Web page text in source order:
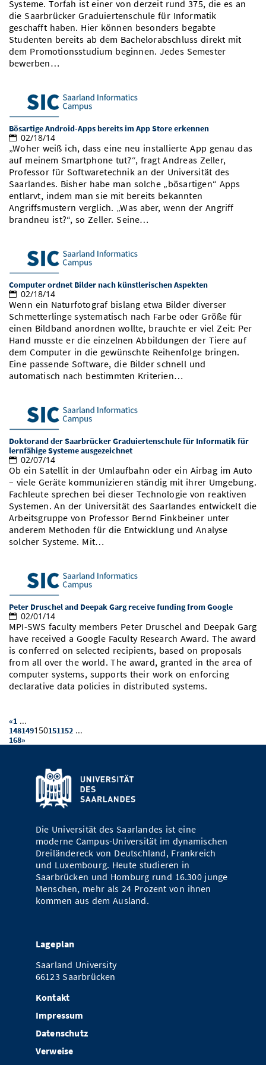
Vom Studium in den Beruf
Study Scheduler
Bibliothek
Open Science/Open Access
Start-ups
IT-Themenabend
Ranking
Zahlen & Fakten
Preise, Auszeichnungen und Förderungen
Kontakt
SIC Podcast
Anfahrt
AnsprechpartnerInnen, Personen, Forschungsgruppen
Alumni
Systeme. Torfah ist einer von derzeit rund 375, die es an
die Saarbrücker Graduiertenschule für Informatik
geschafft haben. Hier können besonders begabte
Studenten bereits ab dem Bachelorabschluss direkt mit
dem Promotionsstudium beginnen. Jedes Semester
bewerben…
Bösartige Android-Apps bereits im App Store erkennen
02/18/14
„Woher weiß ich, dass eine neu installierte App genau das
auf meinem Smartphone tut?“, fragt Andreas Zeller,
Professor für Softwaretechnik an der Universität des
Saarlandes. Bisher habe man solche „bösartigen“ Apps
entlarvt, indem man sie mit bereits bekannten
Angriffsmustern verglich. „Was aber, wenn der Angriff
brandneu ist?“, so Zeller. Seine…
Computer ordnet Bilder nach künstlerischen Aspekten
02/18/14
Wenn ein Naturfotograf bislang etwa Bilder diverser
Schmetterlinge systematisch nach Farbe oder Größe für
einen Bildband anordnen wollte, brauchte er viel Zeit: Per
Hand musste er die einzelnen Abbildungen der Tiere auf
dem Computer in die gewünschte Reihenfolge bringen.
Eine passende Software, die Bilder schnell und
automatisch nach bestimmten Kriterien…
Doktorand der Saarbrücker Graduiertenschule für Informatik für
lernfähige Systeme ausgezeichnet
02/07/14
Ob ein Satellit in der Umlaufbahn oder ein Airbag im Auto
– viele Geräte kommunizieren ständig mit ihrer Umgebung.
Fachleute sprechen bei dieser Technologie von reaktiven
Systemen. An der Universität des Saarlandes entwickelt die
Arbeitsgruppe von Professor Bernd Finkbeiner unter
anderem Methoden für die Entwicklung und Analyse
solcher Systeme. Mit…
Peter Druschel and Deepak Garg receive funding from Google
02/01/14
MPI-SWS faculty members Peter Druschel and Deepak Garg
have received a Google Faculty Research Award. The award
is conferred on selected recipients, based on proposals
from all over the world. The award, granted in the area of
computer systems, supports their work on enforcing
declarative data policies in distributed systems.
«1 ...
148149150151152 ...
168»
Die Universität des Saarlandes ist eine
moderne Campus-Universität im dynamischen
Dreiländereck von Deutschland, Frankreich
und Luxembourg. Heute studieren in
Saarbrücken und Homburg rund 16.300 junge
Menschen, mehr als 24 Prozent von ihnen
kommen aus dem Ausland.
Lageplan
Saarland University
66123 Saarbrücken
Kontakt
Impressum
Datenschutz
Verweise